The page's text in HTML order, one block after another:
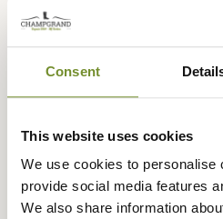
Consent
This website uses cookies
We use cookies to personalise
provide social media features
We also share information
Expédié dans
la journée
retour sous
Beschrijving